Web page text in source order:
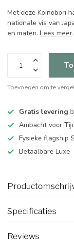
Met deze Koinobori
nationale vis van
en maten. Lees meer.
Toevoegen om te
Gratis levering
Ambacht voor
Fysieke flagship
Betaalbare Luxe
Specificaties
Reviews